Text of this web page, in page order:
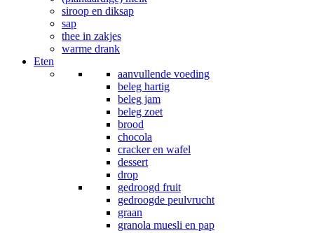
siroop en diksap
sap
thee in zakjes
warme drank
Eten
aanvullende voeding
beleg hartig
beleg jam
beleg zoet
brood
chocola
cracker en wafel
dessert
drop
gedroogd fruit
gedroogde peulvrucht
graan
granola muesli en pap